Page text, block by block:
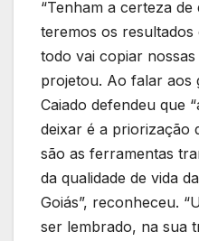
“Tenham a certeza de
teremos os
todo vai copiar
projetou. Ao falar aos
Caiado defendeu que
deixar é a priorização
são as ferramentas
da qualidade de vida
Goiás”, reconheceu.
ser lembrado, na sua